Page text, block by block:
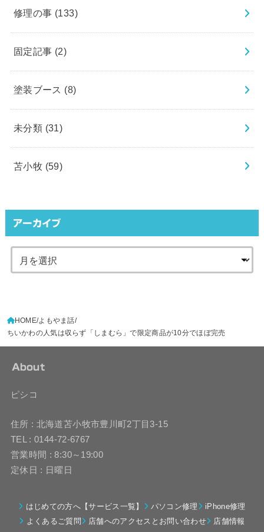
修理の事 (133)
固定記事 (2)
塗装ブース (8)
未分類 (31)
苫小牧 (59)
アーカイブ
HOME よもやま話
ちいかわの人気は収らず「しまむら」で限定商品が10分でほぼ完売
About
ピシコ
住所 : 北海道苫小牧市豊川町2丁目3-15
TEL : 0144-72-6767
営業時間 : 8:30～19:00
定休日 : 日曜日
はじめての方へ【サービス一覧】 パソコン修理
iPhone修理
よくあるご質問
店舗へのアクセスとお問い合わせ
店舗情報